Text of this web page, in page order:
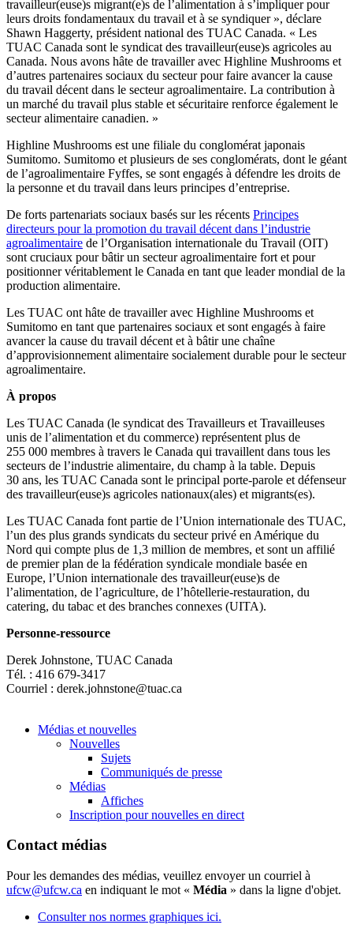
travailleur(euse)s migrant(e)s de l’alimentation à s’impliquer pour
leurs droits fondamentaux du travail et à se syndiquer », déclare
Shawn Haggerty, président national des TUAC Canada. « Les
TUAC Canada sont le syndicat des travailleur(euse)s agricoles au
Canada. Nous avons hâte de travailler avec Highline Mushrooms et
d’autres partenaires sociaux du secteur pour faire avancer la cause
du travail décent dans le secteur agroalimentaire. La contribution à
un marché du travail plus stable et sécuritaire renforce également le
secteur alimentaire canadien. »
Highline Mushrooms est une filiale du conglomérat japonais
Sumitomo. Sumitomo et plusieurs de ses conglomérats, dont le géant
de l’agroalimentaire Fyffes, se sont engagés à défendre les droits de
la personne et du travail dans leurs principes d’entreprise.
De forts partenariats sociaux basés sur les récents Principes
directeurs pour la promotion du travail décent dans l’industrie
agroalimentaire de l’Organisation internationale du Travail (OIT)
sont cruciaux pour bâtir un secteur agroalimentaire fort et pour
positionner véritablement le Canada en tant que leader mondial de la
production alimentaire.
Les TUAC ont hâte de travailler avec Highline Mushrooms et
Sumitomo en tant que partenaires sociaux et sont engagés à faire
avancer la cause du travail décent et à bâtir une chaîne
d’approvisionnement alimentaire socialement durable pour le secteur
agroalimentaire.
À propos
Les TUAC Canada (le syndicat des Travailleurs et Travailleuses
unis de l’alimentation et du commerce) représentent plus de
255 000 membres à travers le Canada qui travaillent dans tous les
secteurs de l’industrie alimentaire, du champ à la table. Depuis
30 ans, les TUAC Canada sont le principal porte-parole et défenseur
des travailleur(euse)s agricoles nationaux(ales) et migrants(es).
Les TUAC Canada font partie de l’Union internationale des TUAC,
l’un des plus grands syndicats du secteur privé en Amérique du
Nord qui compte plus de 1,3 million de membres, et sont un affilié
de premier plan de la fédération syndicale mondiale basée en
Europe, l’Union internationale des travailleur(euse)s de
l’alimentation, de l’agriculture, de l’hôtellerie-restauration, du
catering, du tabac et des branches connexes (UITA).
Personne-ressource
Derek Johnstone, TUAC Canada
Tél. : 416 679‑3417
Courriel : derek.johnstone@tuac.ca
Médias et nouvelles
Nouvelles
Sujets
Communiqués de presse
Médias
Affiches
Inscription pour nouvelles en direct
Contact médias
Pour les demandes des médias, veuillez envoyer un courriel à
ufcw@ufcw.ca en indiquant le mot « Média » dans la ligne d'objet.
Consulter nos normes graphiques ici.